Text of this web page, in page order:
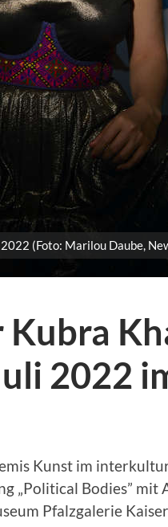
(Foto: Marilou Daube,
Kubra
2022
Kunst im
„Political Bodies” mit
Pfalzgalerie